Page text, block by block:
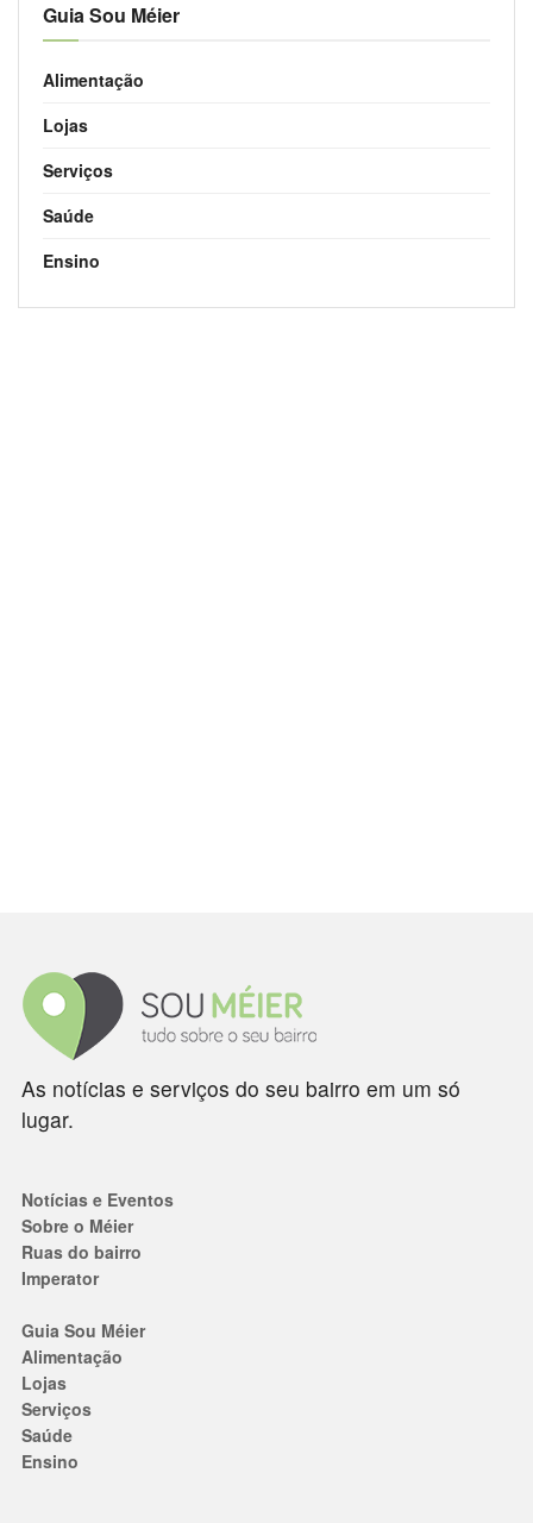
Guia Sou Méier
Alimentação
Lojas
Serviços
Saúde
Ensino
As notícias e serviços do seu bairro em um só
lugar.
Notícias e Eventos
Sobre o Méier
Ruas do bairro
Imperator
Guia Sou Méier
Alimentação
Lojas
Serviços
Saúde
Ensino